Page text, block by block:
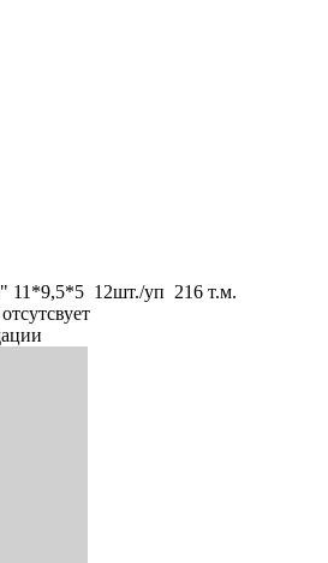
11*9,5*5 12шт./уп 216 т.м.